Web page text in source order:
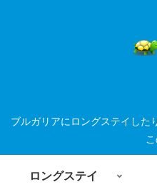
ブルガリアにロングステイした
ロングステイ